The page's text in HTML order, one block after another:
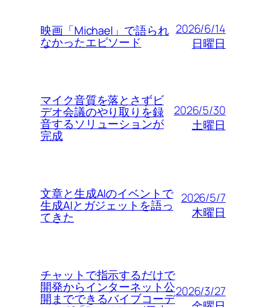
映画「Michael」で語られ
なかったエピソード
2026/6/14
日曜日
マイク音質を落とさずビ
デオ会議のやり取りを録
音するソリューションが
完成
2026/5/30
土曜日
文章と生成AIのイベントで
生成AIとガジェットを語っ
てきた
2026/5/7
木曜日
チャットで指示するだけで
開発からインターネット公
開までできるバイブコーデ2026/3/27